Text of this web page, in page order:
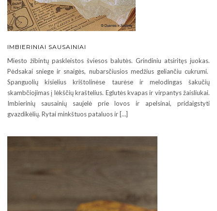
IMBIERINIAI SAUSAINIAI
Miesto žibintų paskleistos šviesos balutės. Grindiniu atsiritęs juokas.
Pėdsakai sniege ir snaigės, nubarsčiusios medžius geliančiu cukrumi.
Spanguolių kisielius krištolinėse taurėse ir melodingas šakučių
skambčiojimas į lėkščių kraštelius. Eglutės kvapas ir virpantys žaisliukai.
Imbierinių sausainių saujelė prie lovos ir apelsinai, pridaigstyti
gvazdikėlių. Rytai minkštuos pataluos ir […]